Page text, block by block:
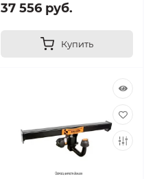
37 556 руб.
Купить